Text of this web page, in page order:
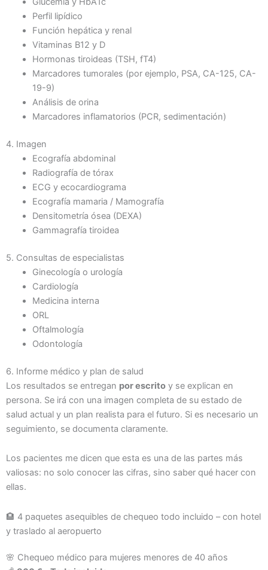
Perfil lipídico
Función hepática y renal
Vitaminas B12 y D
Hormonas tiroideas (TSH, fT4)
Marcadores tumorales (por ejemplo, PSA, CA-125, CA-
19-9)
Análisis de orina
Marcadores inflamatorios (PCR, sedimentación)
4. Imagen
Ecografía abdominal
Radiografía de tórax
ECG y ecocardiograma
Ecografía mamaria / Mamografía
Densitometría ósea (DEXA)
Gammagrafía tiroidea
5. Consultas de especialistas
Ginecología o urología
Cardiología
Medicina interna
ORL
Oftalmología
Odontología
6. Informe médico y plan de salud
Los resultados se entregan por escrito y se explican en
persona. Se irá con una imagen completa de su estado de
salud actual y un plan realista para el futuro. Si es necesario un
seguimiento, se documenta claramente.
Los pacientes me dicen que esta es una de las partes más
valiosas: no solo conocer las cifras, sino saber qué hacer con
ellas.
🏨 4 paquetes asequibles de chequeo todo incluido – con hotel
y traslado al aeropuerto
🌸 Chequeo médico para mujeres menores de 40 años